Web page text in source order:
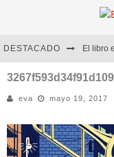
DESTACADO
Diego
eva mayo 19, 2017